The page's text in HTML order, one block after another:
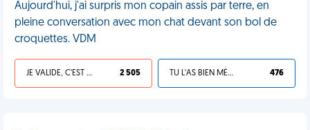
Aujourd'hui, j'ai surpris mon copain assis par terre, en
pleine conversation avec mon chat devant son bol de
croquettes. VDM
JE VALIDE, C'EST UNE VDM 2 505 TU L'AS BIEN MÉRITÉ 476